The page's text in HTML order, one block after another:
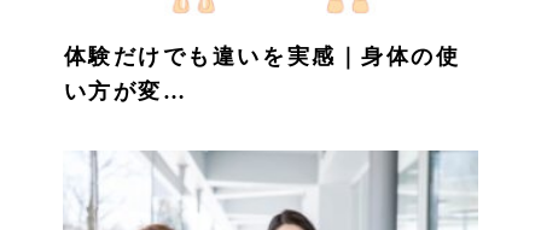
体験だけでも違いを実感｜身体の使
い方が変…